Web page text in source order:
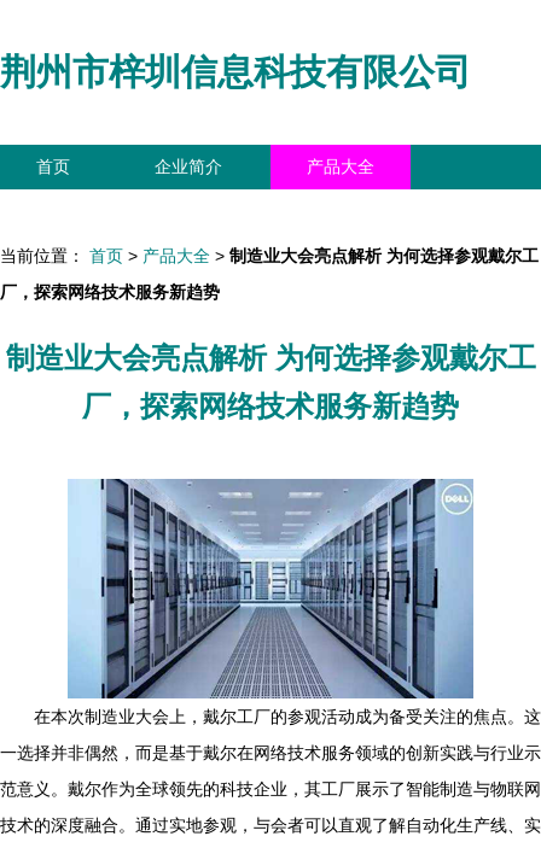
荆州市梓圳信息科技有限公司
首页 企业简介 产品大全
当前位置： 首页 > 产品大全 > 制造业大会亮点解析 为何选择参观戴尔工
厂，探索网络技术服务新趋势
制造业大会亮点解析 为何选择参观戴尔工
厂，探索网络技术服务新趋势
在本次制造业大会上，戴尔工厂的参观活动成为备受关注的焦点。这
一选择并非偶然，而是基于戴尔在网络技术服务领域的创新实践与行业示
范意义。戴尔作为全球领先的科技企业，其工厂展示了智能制造与物联网
技术的深度融合。通过实地参观，与会者可以直观了解自动化生产线、实